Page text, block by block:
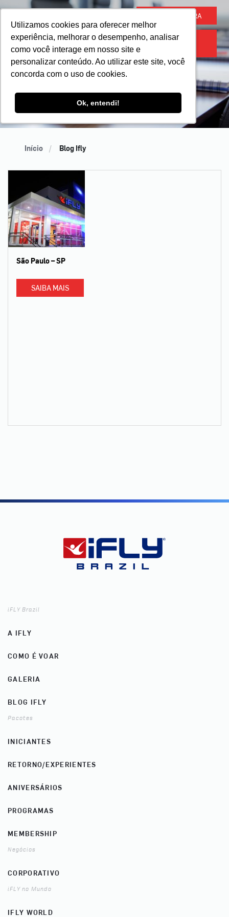
Utilizamos cookies para oferecer melhor
experiência, melhorar o desempenho, analisar
como você interage em nosso site e
personalizar conteúdo. Ao utilizar este site, você
concorda com o uso de cookies.
Ok, entendi!
Utilizamos cookies para oferecer melhor
experiência, melhorar o desempenho, analisar
como você interage em nosso site e
personalizar conteúdo. Ao utilizar este site, você
concorda com o uso de cookies.
Ok, entendi!
COMPRE AGORA
ACESSO
Blog Ifly
Início Blog Ifly
São Paulo – SP
SAIBA MAIS
iFLY Brazil
A IFLY
COMO É VOAR
GALERIA
BLOG IFLY
Pacotes
INICIANTES
RETORNO/EXPERIENTES
ANIVERSÁRIOS
PROGRAMAS
MEMBERSHIP
Negócios
CORPORATIVO
iFLY no Mundo
IFLY WORLD